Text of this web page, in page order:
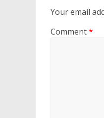
Your email
Comment*